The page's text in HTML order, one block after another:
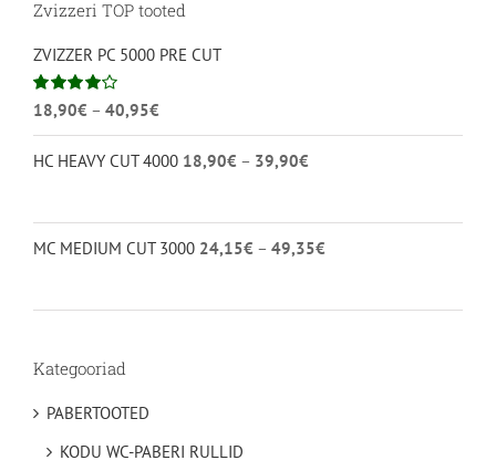
Zvizzeri TOP tooted
ZVIZZER PC 5000 PRE CUT
Hinnanguga
18,90€ – 40,95€
18,90€
kuni
HC HEAVY CUT 4000 18,90€ – 39,90€
39,90€
MC MEDIUM CUT 3000 24,15€ – 49,35€
Kategooriad
PABERTOOTED
KODU WC-PABERI RULLID